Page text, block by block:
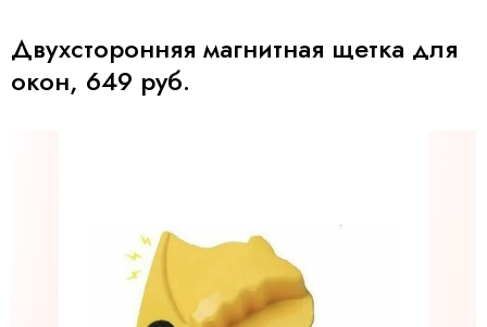
Двухсторонняя магнитная щетка для
окон, 649 руб.